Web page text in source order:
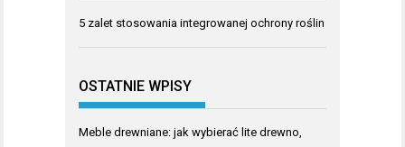
5 zalet stosowania integrowanej ochrony roślin
OSTATNIE WPISY
Meble drewniane: jak wybierać lite drewno,